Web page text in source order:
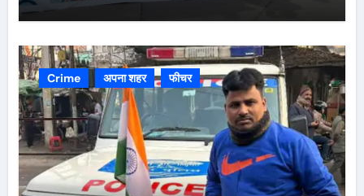
Crime अपना शहर फीचर